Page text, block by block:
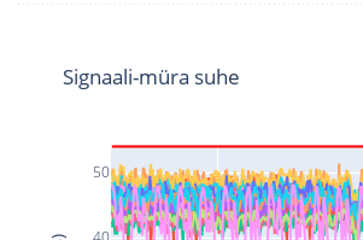
50
Signaali-müra suhe